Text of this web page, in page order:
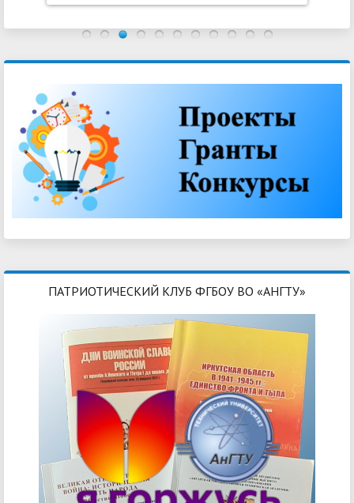
ПАТРИОТИЧЕСКИЙ КЛУБ ФГБОУ ВО «АНГТУ»